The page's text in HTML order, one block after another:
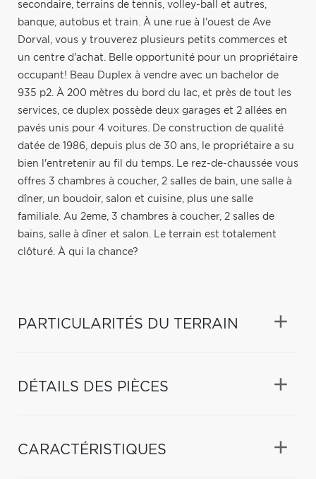
secondaire, terrains de tennis, volley-ball et autres,
banque, autobus et train. À une rue à l'ouest de Ave
Dorval, vous y trouverez plusieurs petits commerces et
un centre d'achat. Belle opportunité pour un propriétaire
occupant! Beau Duplex à vendre avec un bachelor de
935 p2. À 200 mètres du bord du lac, et près de tout les
services, ce duplex possède deux garages et 2 allées en
pavés unis pour 4 voitures. De construction de qualité
datée de 1986, depuis plus de 30 ans, le propriétaire a su
bien l'entretenir au fil du temps. Le rez-de-chaussée vous
offres 3 chambres à coucher, 2 salles de bain, une salle à
dîner, un boudoir, salon et cuisine, plus une salle
familiale. Au 2eme, 3 chambres à coucher, 2 salles de
bains, salle à dîner et salon. Le terrain est totalement
clôturé. À qui la chance?
PARTICULARITÉS DU TERRAIN
DÉTAILS DES PIÈCES
CARACTÉRISTIQUES